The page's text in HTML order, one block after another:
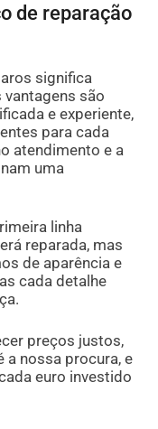
de reparação
significa
vantagens são
e experiente,
para cada
atendimento e a
uma
linha
reparada, mas
de aparência e
cada detalhe
preços justos,
a nossa procura, e
euro investido